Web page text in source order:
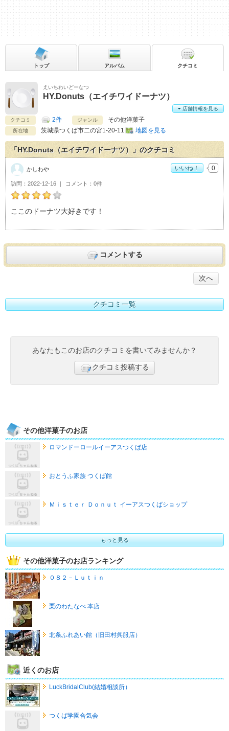
えいちわいどーなつ
HY.Donuts（エイチワイドーナツ）
クチコミ 2件 ジャンル その他洋菓子
所在地 茨城県つくば市二の宮1-20-11 地図を見る
店舗情報を見る
トップ アルバム クチコミ
「HY.Donuts（エイチワイドーナツ）」のクチコミ
かしわやのHY.Donuts（エイチワイドーナツ）おすすめ度：
ここのドーナツ大好きです！
訪問 2022-12-16 コメント 0件
かしわや いいね！ 0
コメントする
次へ
クチコミ一覧
あなたもこのお店のクチコミを書いてみませんか？
クチコミ投稿する
その他洋菓子のお店
ロマンドーロールイーアスつくば店
おとうふ家族 つくば館
Ｍｉｓｔｅｒ Ｄｏｎｕｔ イーアスつくばショップ
もっと見る
その他洋菓子のお店ランキング
０８２－Ｌｕｔｉｎ
栗のわたなべ 本店
北条ふれあい館（旧田村呉服店）
近くのお店
LuckBridalClub(結婚相談所）
つくば学園合気会